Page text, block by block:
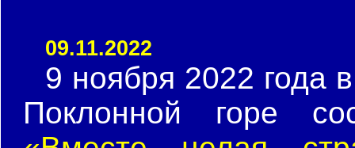
09.11.2022
9 ноября 2022 года
Поклонной горе